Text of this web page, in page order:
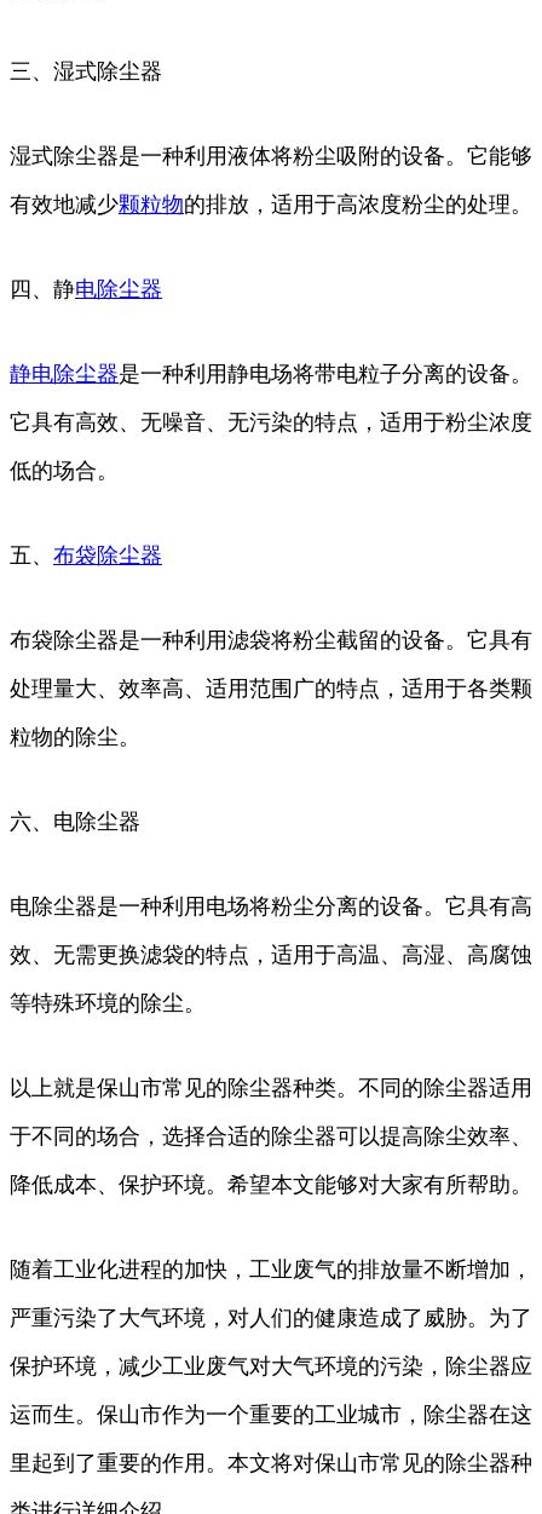
三、湿式除尘器
湿式除尘器是一种利用液体将粉尘吸附的设备。它能够
有效地减少颗粒物的排放，适用于高浓度粉尘的处理。
四、静电除尘器
静电除尘器是一种利用静电场将带电粒子分离的设备。
它具有高效、无噪音、无污染的特点，适用于粉尘浓度
低的场合。
五、 布袋除尘器
布袋除尘器是一种利用滤袋将粉尘截留的设备。它具有
处理量大、效率高、适用范围广的特点，适用于各类颗
粒物的除尘。
六、电除尘器
电除尘器是一种利用电场将粉尘分离的设备。它具有高
效、无需更换滤袋的特点，适用于高温、高湿、高腐蚀
等特殊环境的除尘。
以上就是保山市常见的除尘器种类。不同的除尘器适用
于不同的场合，选择合适的除尘器可以提高除尘效率、
降低成本、保护环境。希望本文能够对大家有所帮助。
随着工业化进程的加快，工业废气的排放量不断增加，
严重污染了大气环境，对人们的健康造成了威胁。为了
保护环境，减少工业废气对大气环境的污染，除尘器应
运而生。保山市作为一个重要的工业城市，除尘器在这
里起到了重要的作用。本文将对保山市常见的除尘器种